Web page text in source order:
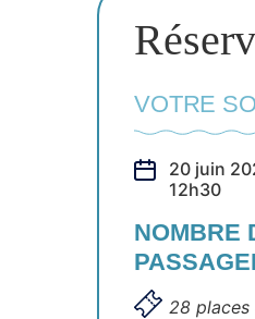
VOTRE
20 juin
12h30
NOMBRE
28